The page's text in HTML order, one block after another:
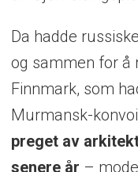
Da hadde
og sammen for å
Finnmark, som
Murmansk-
preget av
senere år –